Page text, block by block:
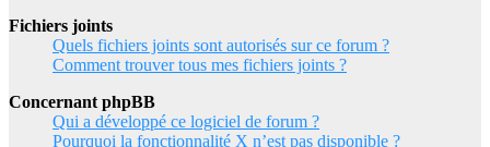
Fichiers joints
Quels fichiers joints sont autorisés sur ce forum ?
Comment trouver tous mes fichiers joints ?
Concernant phpBB
Qui a développé ce logiciel de forum ?
Pourquoi la fonctionnalité X n’est pas disponible ?